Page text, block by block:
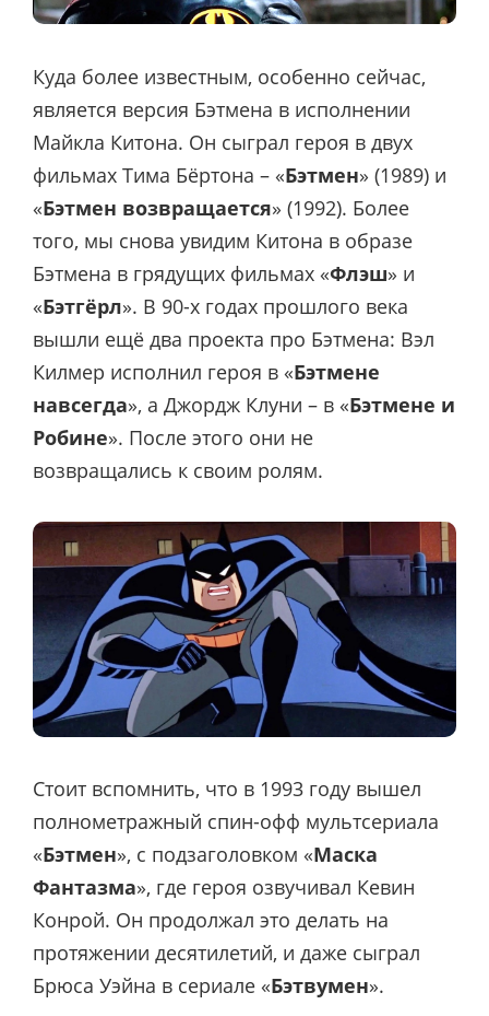
Куда более известным, особенно сейчас,
является версия Бэтмена в исполнении
Майкла Китона. Он сыграл героя в двух
фильмах Тима Бёртона – «Бэтмен» (1989) и
«Бэтмен возвращается» (1992). Более
того, мы снова увидим Китона в образе
Бэтмена в грядущих фильмах «Флэш» и
«Бэтгёрл». В 90-х годах прошлого века
вышли ещё два проекта про Бэтмена: Вэл
Килмер исполнил героя в «Бэтмене
навсегда», а Джордж Клуни – в «Бэтмене и
Робине». После этого они не
возвращались к своим ролям.
Стоит вспомнить, что в 1993 году вышел
полнометражный спин-офф мультсериала
«Бэтмен», с подзаголовком «Маска
Фантазма», где героя озвучивал Кевин
Конрой. Он продолжал это делать на
протяжении десятилетий, и даже сыграл
Брюса Уэйна в сериале «Бэтвумен».